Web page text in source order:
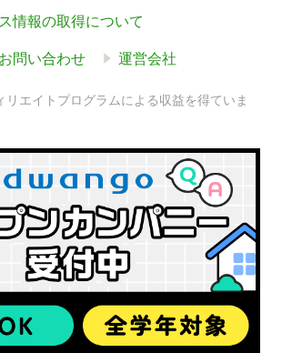
情報の取得について
問い合わせ 運営会社
リエイトプログラムによる収益を得ていま